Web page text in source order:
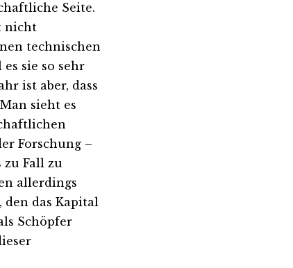
Seite.
nicht
technischen
sie so sehr
ist aber, dass
sieht es
Forschung –
zu Fall zu
allerdings
den das Kapital
Schöpfer